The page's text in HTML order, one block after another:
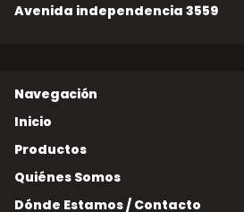
Avenida independencia 3559
Inicio
Productos
Quiénes Somos
Dónde Estamos / Contacto